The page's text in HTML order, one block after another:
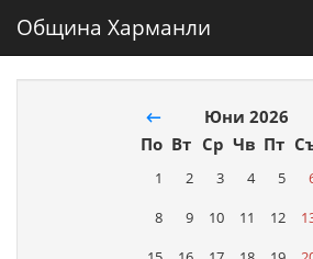
Община Харманли
← Юни 2026
По Вт Ср Чв Пт
1 2 3 4 5
8
9 10 11 12